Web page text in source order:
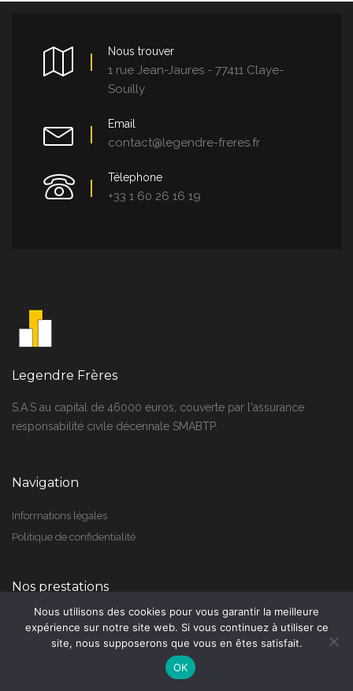
Nous trouver
1 rue Jean-Jaures - 77411 Claye-
Souilly
Email
contact@legendre-freres.fr
Télephone
+33 1 60 26 16 19
Legendre Frères
S.A.S au capital de 46000 euros, couverte par l'assurance
responsabilité civile décennale SMABTP.
Navigation
Informations légales
Politique de confidentialité
Nos prestations
Rénovation
Nous utilisons des cookies pour vous garantir la meilleure
expérience sur notre site web. Si vous continuez à utiliser ce
site, nous supposerons que vous en êtes satisfait.
OK